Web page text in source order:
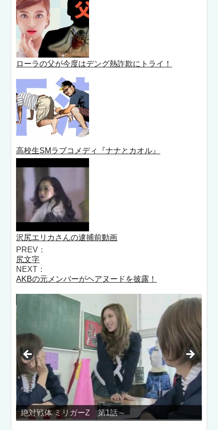
ローラの父が今度はデング熱詐欺にトライ！
高校生SMラブコメディ『ナナとカオル』
沢尻エリカさんの逮捕前動画
PREV：
尻文字
NEXT：
AKBの元メンバーがヘアヌードを披露！
第1話～ 【ガールズ＆パンツァー】